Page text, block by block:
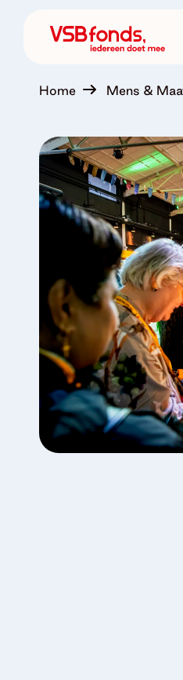
Home Mens &